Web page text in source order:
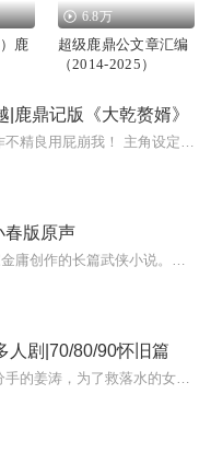
鹿
6.8万
超级鹿鼎公文章汇编
（2014-2025）
鹿鼎记版《大乾赘婿》
春版原声
人剧|70/80/90怀旧篇